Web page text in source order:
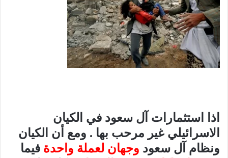
اذا استثمارات آل سعود في الكيان
الاسرائيلي غير مرحب بها . ومع أن الكيان
ونظام آل سعود وجهان لعملة واحدة فيما